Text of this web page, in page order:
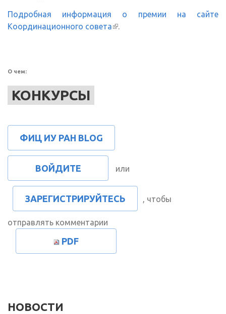
Подробная информация о премии на сайте
Координационного совета(внешняя ссылка)
.
О чем:
КОНКУРСЫ
ФИЦ ИУ РАН BLOG
ВОЙДИТЕ или
ЗАРЕГИСТРИРУЙТЕСЬ , чтобы
отправлять комментарии
PDF
НОВОСТИ